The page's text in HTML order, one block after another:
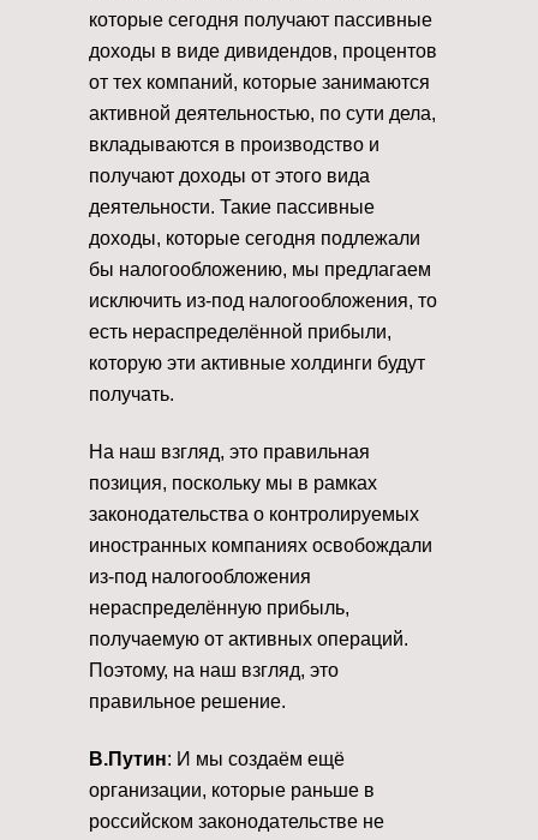
которые сегодня получают пассивные
доходы в виде дивидендов, процентов
от тех компаний, которые занимаются
активной деятельностью, по сути дела,
вкладываются в производство и
получают доходы от этого вида
деятельности. Такие пассивные
доходы, которые сегодня подлежали
бы налогообложению, мы предлагаем
исключить из-под налогообложения, то
есть нераспределённой прибыли,
которую эти активные холдинги будут
получать.
На наш взгляд, это правильная
позиция, поскольку мы в рамках
законодательства о контролируемых
иностранных компаниях освобождали
из-под налогообложения
нераспределённую прибыль,
получаемую от активных операций.
Поэтому, на наш взгляд, это
правильное решение.
В.Путин: И мы создаём ещё
организации, которые раньше в
российском законодательстве не